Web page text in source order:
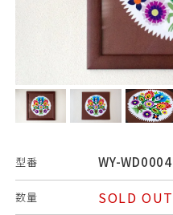
型番 WY-WD0004
数量 SOLD OUT